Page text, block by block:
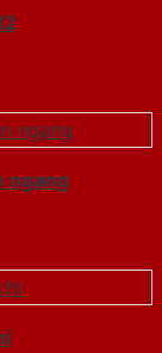
ngang